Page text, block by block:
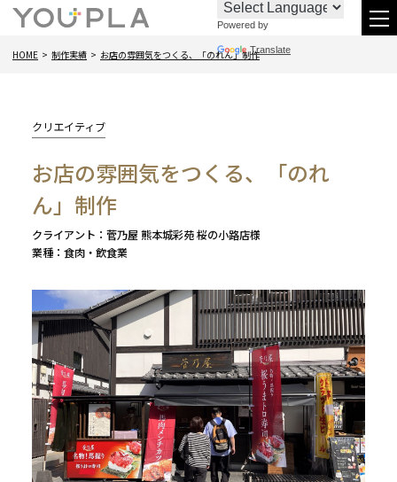
問
せ
096-
288-
Powered by
Translate
HOME 制作実績 お店の雰囲気をつくる、「のれん」制作
カ
ゴ
クリエイティブ
お店の雰囲気をつくる、「のれ
ん」制作
クライアント
菅乃屋 熊本城彩苑 桜の小路店様
業種
食肉・飲食業